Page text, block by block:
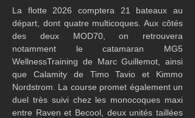
La flotte 2026 comptera 21 bateaux au
départ, dont quatre multicoques. Aux côtés
des deux MOD70, on retrouvera
notamment le catamaran MG5
WellnessTraining de Marc Guillemot, ainsi
que Calamity de Timo Tavio et Kimmo
Nordstrom. La course promet également un
duel très suivi chez les monocoques maxi
entre Raven et Becool, deux unités taillées